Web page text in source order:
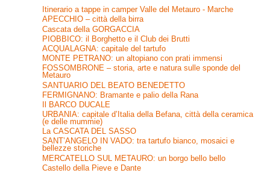
Itinerario a tappe in camper Valle del Metauro - Marche
APECCHIO – città della birra
Cascata della GORGACCIA
PIOBBICO: il Borghetto e il Club dei Brutti
ACQUALAGNA: capitale del tartufo
MONTE PETRANO: un altopiano con prati immensi
FOSSOMBRONE – storia, arte e natura sulle sponde del
Metauro
SANTUARIO DEL BEATO BENEDETTO
FERMIGNANO: Bramante e palio della Rana
Il BARCO DUCALE
URBANIA: capitale d’Italia della Befana, città della ceramica
(e delle mummie)
La CASCATA DEL SASSO
SANT’ANGELO IN VADO: tra tartufo bianco, mosaici e
bellezze storiche
MERCATELLO SUL METAURO: un borgo bello bello
Castello della Pieve e Dante